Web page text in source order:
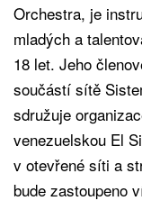
Orchestra, je
mladých a
18 let. Jeho
součástí sítě
sdružuje
venezuelskou El
v otevřené síti a
bude zastoupeno